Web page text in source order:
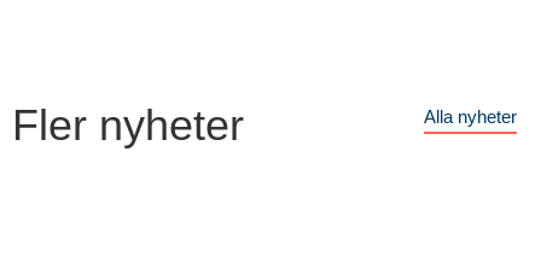
Fler nyheter Alla nyheter